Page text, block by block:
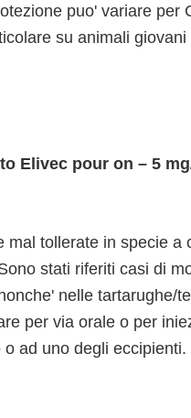
puo' variare per
su animali
Elivec pour on – 5
mal tollerate in specie a
stati riferiti casi di
nelle tartarughe/
per via orale o per
ad uno degli eccipienti.